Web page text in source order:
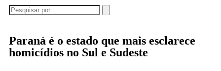
Paraná é o estado que mais esclarece
homicídios no Sul e Sudeste